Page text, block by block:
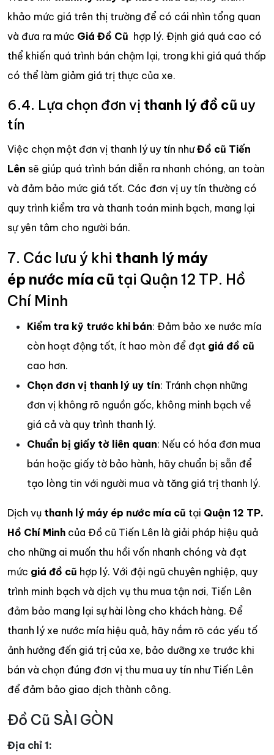
khảo mức giá trên thị trường để có cái nhìn tổng quan
và đưa ra mức Giá Đồ Cũ hợp lý. Định giá quá cao có
thể khiến quá trình bán chậm lại, trong khi giá quá thấp
có thể làm giảm giá trị thực của xe.
6.4. Lựa chọn đơn vị thanh lý đồ cũ uy
tín
Việc chọn một đơn vị thanh lý uy tín nhưĐồ cũ Tiến
Lên sẽ giúp quá trình bán diễn ra nhanh chóng, an toàn
và đảm bảo mức giá tốt. Các đơn vị uy tín thường có
quy trình kiểm tra và thanh toán minh bạch, mang lại
sự yên tâm cho người bán.
7. Các lưu ý khi thanh lý máy
ép nước mía cũ tại Quận 12 TP. Hồ
Chí Minh
Kiểm tra kỹ trước khi bán: Đảm bảo xe nước mía
còn hoạt động tốt, ít hao mòn để đạt giá đồ cũ
cao hơn.
Chọn đơn vị thanh lý uy tín: Tránh chọn những
đơn vị không rõ nguồn gốc, không minh bạch về
giá cả và quy trình thanh lý.
Chuẩn bị giấy tờ liên quan: Nếu có hóa đơn mua
bán hoặc giấy tờ bảo hành, hãy chuẩn bị sẵn để
tạo lòng tin với người mua và tăng giá trị thanh lý.
Dịch vụ thanh lý máy ép nước mía cũ tại Quận 12 TP.
Hồ Chí Minh của Đồ cũ Tiến Lên là giải pháp hiệu quả
cho những ai muốn thu hồi vốn nhanh chóng và đạt
mức giá đồ cũ hợp lý. Với đội ngũ chuyên nghiệp, quy
trình minh bạch và dịch vụ thu mua tận nơi, Tiến Lên
đảm bảo mang lại sự hài lòng cho khách hàng. Để
thanh lý xe nước mía hiệu quả, hãy nắm rõ các yếu tố
ảnh hưởng đến giá trị của xe, bảo dưỡng xe trước khi
bán và chọn đúng đơn vị thu mua uy tín như Tiến Lên
để đảm bảo giao dịch thành công.
Đồ Cũ SÀI GÒN
Địa chỉ 1: